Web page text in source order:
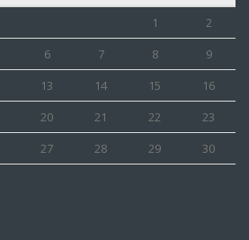
1
2
6 7 8
9
13 14 15
16
20 21 22
23
27 28 29
30